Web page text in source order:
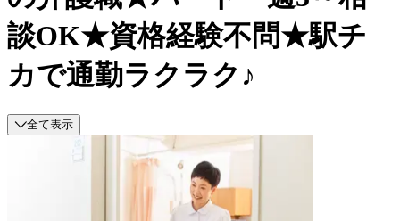
談OK★資格経験不問★駅チ
カで通勤ラクラク♪
全て表示